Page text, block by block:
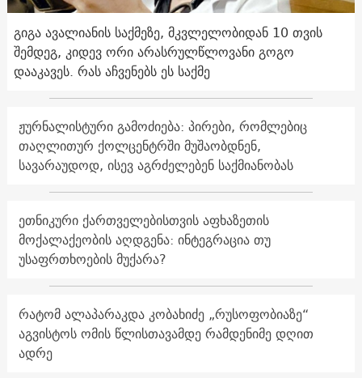
გიგა ავალიანის საქმეზე, მკვლელობიდან 10 თვის
შემდეგ, კიდევ ორი არასრულწლოვანი გოგო
დააკავეს. რას აჩვენებს ეს საქმე
ჟურნალისტური გამოძიება: პირები, რომლებიც
თაღლითურ ქოლცენტრში მუშაობდნენ,
სავარაუდოდ, ისევ აგრძელებენ საქმიანობას
ეთნიკური ქართველებისთვის აფხაზეთის
მოქალაქეობის აღდგენა: ინტეგრაცია თუ
უსაფრთხოების მუქარა?
რატომ ალაპარაკდა კობახიძე „რუსოფობიაზე“
აგვისტოს ომის წლისთავამდე რამდენიმე დღით
ადრე